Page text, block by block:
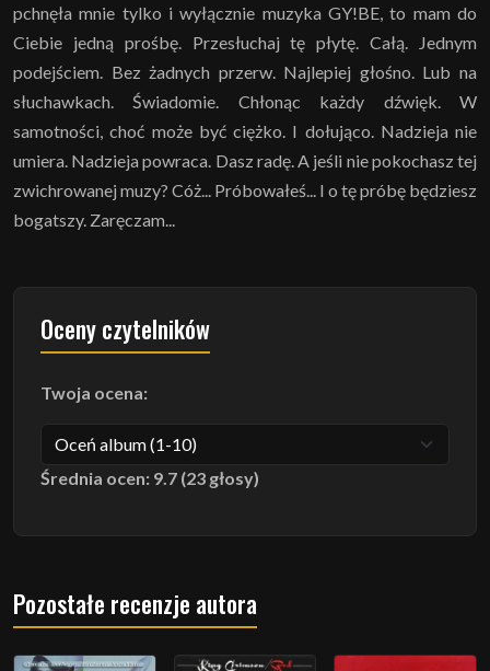
pchnęła mnie tylko i wyłącznie muzyka GY!BE, to mam do
Ciebie jedną prośbę. Przesłuchaj tę płytę. Całą. Jednym
podejściem. Bez żadnych przerw. Najlepiej głośno. Lub na
słuchawkach. Świadomie. Chłonąc każdy dźwięk. W
samotności, choć może być ciężko. I dołująco. Nadzieja nie
umiera. Nadzieja powraca. Dasz radę. A jeśli nie pokochasz tej
zwichrowanej muzy? Cóż... Próbowałeś... I o tę próbę będziesz
bogatszy. Zaręczam...
Oceny czytelników
Twoja ocena:
Średnia ocen: 9.7 (23 głosy)
Pozostałe recenzje autora